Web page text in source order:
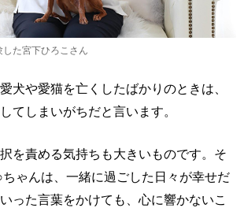
した宮下ひろこさん
犬や愛猫を亡くしたばかりのときは、
てしまいがちだと言います。
択を責める気持ちも大きいものです。そ
ゃんは、一緒に過ごした日々が幸せだ
った言葉をかけても、心に響かないこ